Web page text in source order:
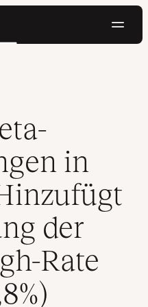
WordPress Hinzufügt
in
der
Rate